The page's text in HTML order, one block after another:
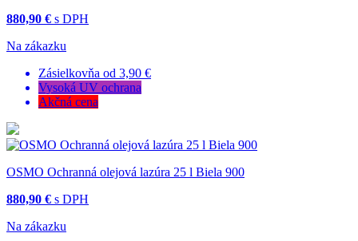
880,90 € s DPH
Na zákazku
Zásielkovňa od 3,90 €
Vysoká UV ochrana
Akčná cena
OSMO Ochranná olejová lazúra 25 l Biela 900
880,90 € s DPH
Na zákazku